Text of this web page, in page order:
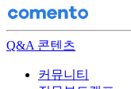
Q&A 콘텐츠
커뮤니티